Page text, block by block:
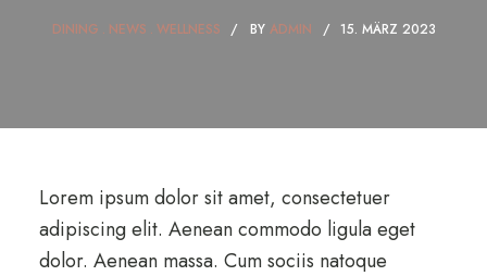
DINING NEWS WELLNESS BY ADMIN 15. MÄRZ 2023
Lorem ipsum dolor sit amet, consectetuer
adipiscing elit. Aenean commodo ligula eget
dolor. Aenean massa. Cum sociis natoque